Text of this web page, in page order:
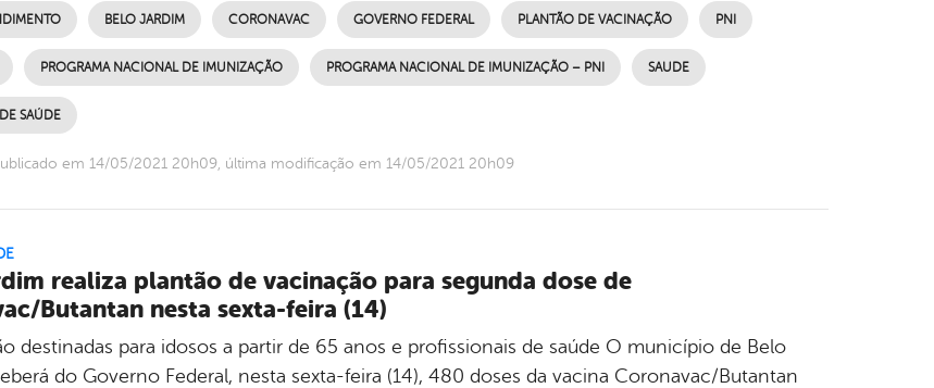
BELO JARDIM CORONAVAC GOVERNO FEDERAL PLANTÃO DE VACINAÇÃO PNI
PROGRAMA NACIONAL DE IMUNIZAÇÃO PROGRAMA NACIONAL DE IMUNIZAÇÃO – PNI SAUDE
SAÚDE
em 14/05/2021 20h09, última modificação em 14/05/2021 20h09
realiza plantão de vacinação para segunda dose de
Butantan nesta sexta-feira (14)
destinadas para idosos a partir de 65 anos e profissionais de saúde O município de Belo
do Governo Federal, nesta sexta-feira (14), 480 doses da vacina Coronavac/Butantan